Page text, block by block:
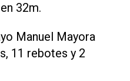
32m.
Manuel Mayora
11 rebotes y 2